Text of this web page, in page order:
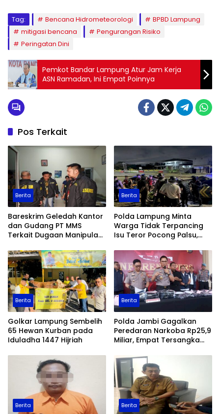
Tag: Bencana Hidrometeorologi
BPBD Lampung
mitigasi bencana
Pengurangan Risiko
Peringatan Dini
Pemkot Bandar Lampung Atur Jam Kerja
ASN Ramadan, Ini Empat Poinnya
Pos Terkait
Berita
Bareskrim Geledah Kantor
dan Gudang PT MMS
Terkait Dugaan Manipulasi
Berita
Polda Lampung Minta
Warga Tidak Terpancing
Isu Teror Pocong Palsu,
Ditingkatkan
Berita
Golkar Lampung Sembelih
65 Hewan Kurban pada
Iduladha 1447 Hijriah
Berita
Polda Jambi Gagalkan
Peredaran Narkoba Rp25,9
Miliar, Empat Tersangka
Berita Berita